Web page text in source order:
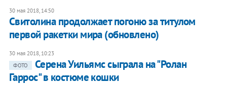
30 мая 2018, 14:50
Свитолина продолжает погоню за титулом
первой ракетки мира (обновлено)
30 мая 2018, 10:23
ФОТО
Серена Уильямс сыграла на "Ролан
Гаррос" в костюме кошки